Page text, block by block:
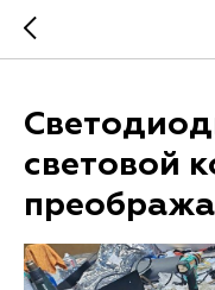
световой